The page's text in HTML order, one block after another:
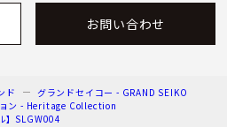
お問い合わせ
ド
グランドセイコー - GRAND SEIKO
ン - Heritage Collection
】SLGW004